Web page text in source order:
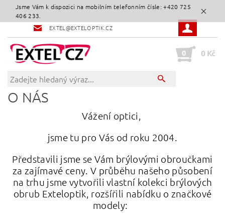
Jsme Vám k dispozici na mobilním telefonním čísle: +420 725
406 233.
EXTEL@EXTELOPTIK.CZ
0 0 Kč
O NÁS
Vážení optici,
jsme tu pro Vás od roku 2004.
Představili jsme se Vám brýlovými obroučkami
za zajímavé ceny. V průběhu našeho působení
na trhu jsme vytvořili vlastní kolekci brýlových
obrub Exteloptik, rozšířili nabídku o značkové
modely: